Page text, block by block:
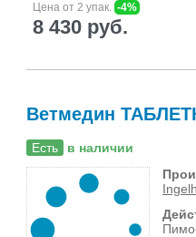
Цена от 2 упак. -4%
8 430 руб.
Ветмедин
Есть в наличии